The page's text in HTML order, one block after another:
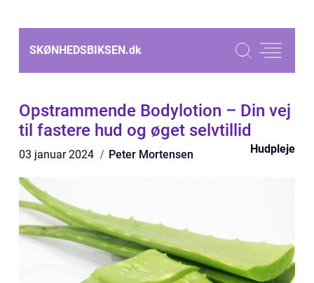
SKØNHEDSBIKSEN.dk
Opstrammende Bodylotion – Din vej
til fastere hud og øget selvtillid
03 januar 2024 Peter Mortensen Hudpleje